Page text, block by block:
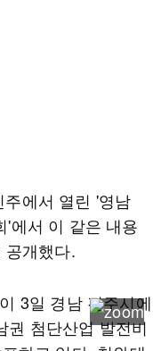
에서 열린 '영남
'에서 이 같은 내용
공개했다.